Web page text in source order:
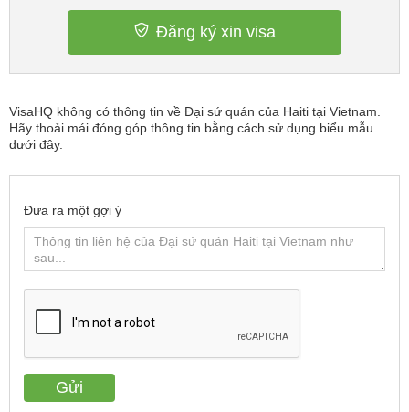
Đăng ký xin visa
VisaHQ không có thông tin về Đại sứ quán của Haiti tại Vietnam.
Hãy thoải mái đóng góp thông tin bằng cách sử dụng biểu mẫu
dưới đây.
Đưa ra một gợi ý